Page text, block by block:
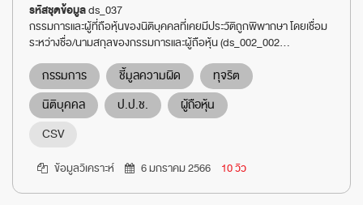
รหัสชุดข้อมูลds_037
กรรมการและผู้ที่ถือหุ้นของนิติบุคคลที่เคยมีประวัติถูกพิพากษา โดยเชื่อม
ระหว่างชื่อ/นามสกุลของกรรมการและผู้ถือหุ้น (ds_002_002...
กรรมการ ชี้มูลความผิด
ทุจริต
นิติบุคคล
ป.ป.ช.
ผู้ถือหุ้น
CSV
ข้อมูลวิเคราะห์ 6 มกราคม 2566 10 วิว